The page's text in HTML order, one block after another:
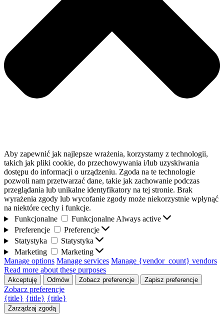
Aby zapewnić jak najlepsze wrażenia, korzystamy z technologii,
takich jak pliki cookie, do przechowywania i/lub uzyskiwania
dostępu do informacji o urządzeniu. Zgoda na te technologie
pozwoli nam przetwarzać dane, takie jak zachowanie podczas
przeglądania lub unikalne identyfikatory na tej stronie. Brak
wyrażenia zgody lub wycofanie zgody może niekorzystnie wpłynąć
na niektóre cechy i funkcje.
Funkcjonalne
Funkcjonalne Always active
Preferencje
Preferencje
Statystyka
Statystyka
Marketing
Marketing
Manage options Manage services Manage {vendor_count} vendors
Read more about these purposes
Akceptuję Odmów Zobacz preferencje Zapisz preferencje
Zobacz preferencje
{title} {title} {title}
Zarządzaj zgodą